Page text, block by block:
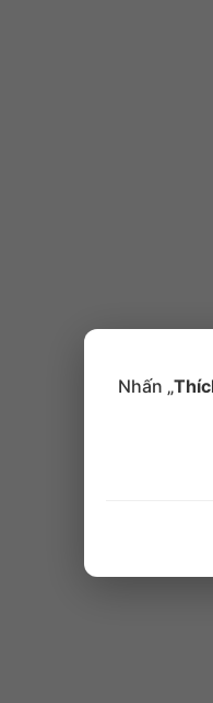
Nhấn „